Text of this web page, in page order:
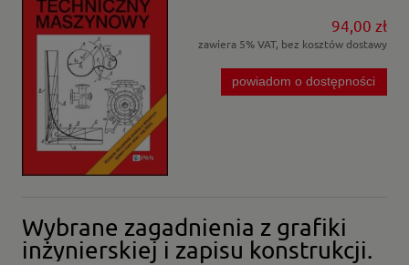
94,00 zł
zawiera 5% VAT, bez kosztów dostawy
powiadom o dostępności
Wybrane zagadnienia z grafiki
inżynierskiej i zapisu konstrukcji.